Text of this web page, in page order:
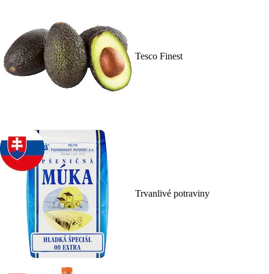
Tesco Finest
Trvanlivé potraviny